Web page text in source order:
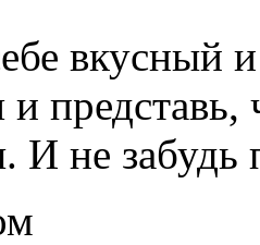
вкусный
представь,
И не